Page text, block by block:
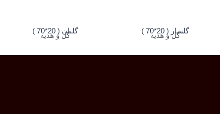
گلسار ( 20*70 )
گل و هدیه
گلبان ( 20*70 )
گل و هدیه